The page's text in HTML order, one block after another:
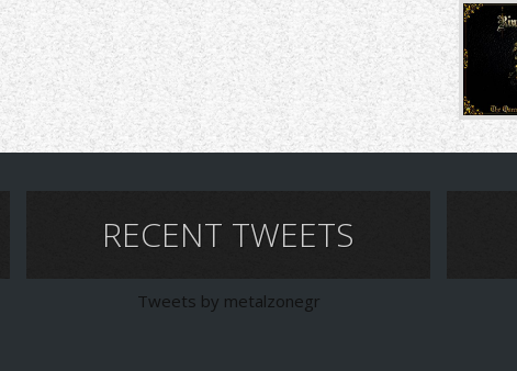
RECENT TWEETS
Tweets by metalzonegr